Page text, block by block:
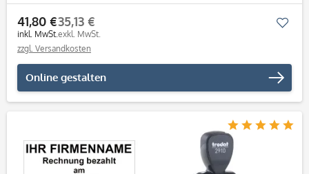
41,80 €
inkl. MwSt.
35,13 €
exkl. MwSt.
zzgl. Versandkosten
Online gestalten